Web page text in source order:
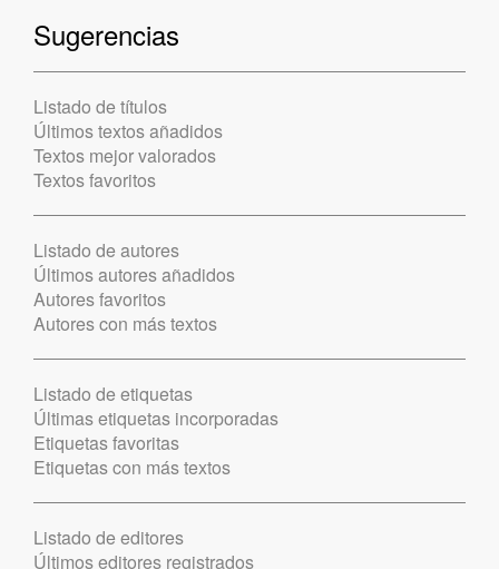
Sugerencias
Listado de títulos
Últimos textos añadidos
Textos mejor valorados
Textos favoritos
Listado de autores
Últimos autores añadidos
Autores favoritos
Autores con más textos
Listado de etiquetas
Últimas etiquetas incorporadas
Etiquetas favoritas
Etiquetas con más textos
Listado de editores
Últimos editores registrados